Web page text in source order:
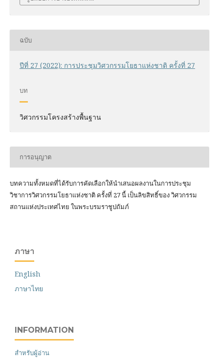
ฉบับ
ปีที่ 27 (2022): การประชุมวิศวกรรมโยธาแห่งชาติ ครั้งที่ 27
บท
วิศวกรรมโครงสร้างพื้นฐาน
การอนุญาต
บทความทั้งหมดที่ได้รับการคัดเลือกให้นำเสนอผลงานในการประชุม
วิชาการวิศวกรรมโยธาแห่งชาติ ครั้งที่ 27 นี้ เป็นลิขสิทธิ์ของวิศวกรรม
สถานแห่งประเทศไทย ในพระบรมราชูปถัมภ์
ภาษา
English
ภาษาไทย
INFORMATION
สำหรับผู้อ่าน